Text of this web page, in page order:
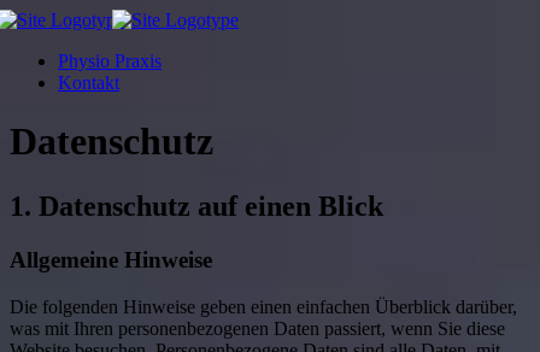
Physio Praxis
Kontakt
Datenschutz
1. Datenschutz auf einen Blick
Allgemeine Hinweise
Die folgenden Hinweise geben einen einfachen Überblick darüber,
was mit Ihren personenbezogenen Daten passiert, wenn Sie diese